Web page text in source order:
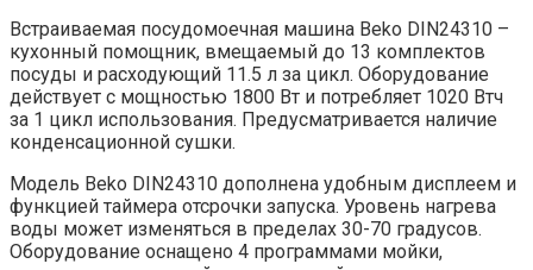
Встраиваемая посудомоечная машина Beko DIN24310 –
кухонный помощник, вмещаемый до 13 комплектов
посуды и расходующий 11.5 л за цикл. Оборудование
действует с мощностью 1800 Вт и потребляет 1020 Втч
за 1 цикл использования. Предусматривается наличие
конденсационной сушки.
Модель Beko DIN24310 дополнена удобным дисплеем и
функцией таймера отсрочки запуска. Уровень нагрева
воды может изменяться в пределах 30-70 градусов.
Оборудование оснащено 4 программами мойки,